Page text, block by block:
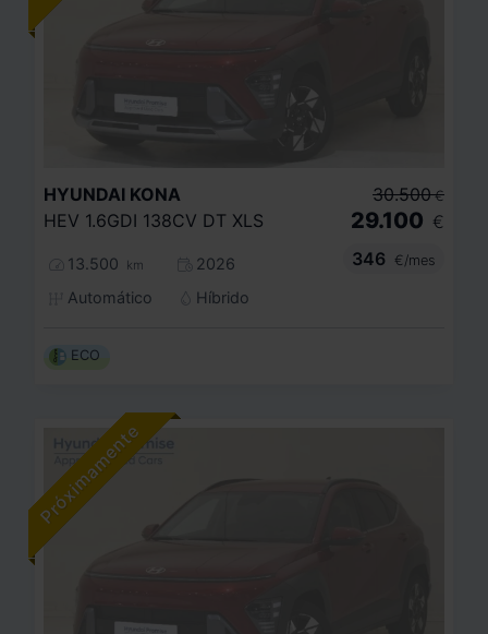
HYUNDAI KONA
HEV 1.6GDI 138CV DT XLS
13.500 km
2026
Automático
Híbrido
30.500 €
29.100 €
346
€/mes
ECO